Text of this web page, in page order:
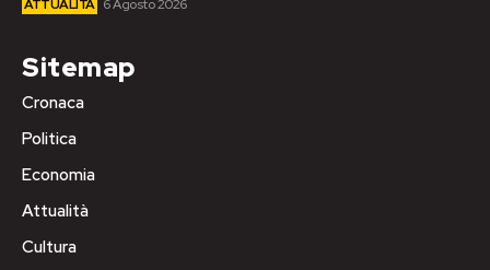
ATTUALITÀ 6 Agosto 2026
Sitemap
Cronaca
Politica
Economia
Attualità
Cultura